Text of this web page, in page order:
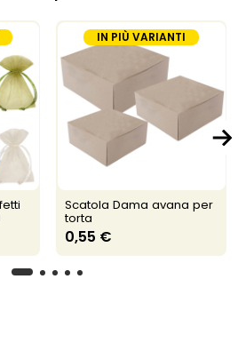
IN PIÙ VARIANTI
Scatola Dama avana per
torta
0,55 €